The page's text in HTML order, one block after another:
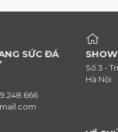
SỨC ĐÁ
Số 3 -
Hà Nội